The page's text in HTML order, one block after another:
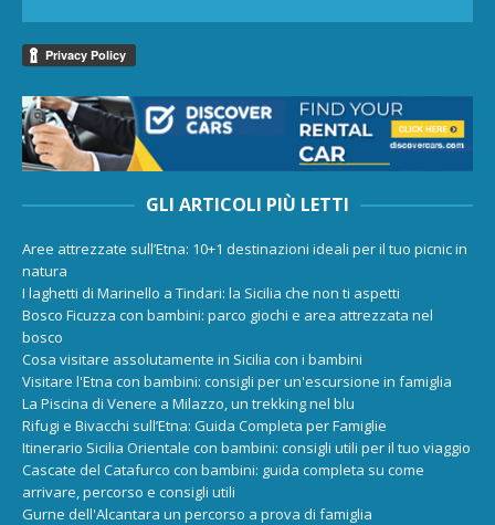
GLI ARTICOLI PIÙ LETTI
Aree attrezzate sull’Etna: 10+1 destinazioni ideali per il tuo picnic in
natura
I laghetti di Marinello a Tindari: la Sicilia che non ti aspetti
Bosco Ficuzza con bambini: parco giochi e area attrezzata nel
bosco
Cosa visitare assolutamente in Sicilia con i bambini
Visitare l'Etna con bambini: consigli per un'escursione in famiglia
La Piscina di Venere a Milazzo, un trekking nel blu
Rifugi e Bivacchi sull’Etna: Guida Completa per Famiglie
Itinerario Sicilia Orientale con bambini: consigli utili per il tuo viaggio
Cascate del Catafurco con bambini: guida completa su come
arrivare, percorso e consigli utili
Gurne dell'Alcantara un percorso a prova di famiglia